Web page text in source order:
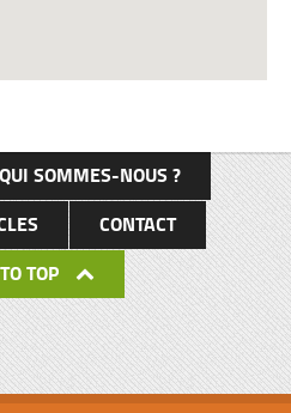
QUI SOMMES-NOUS ?
CONTACT
TOP